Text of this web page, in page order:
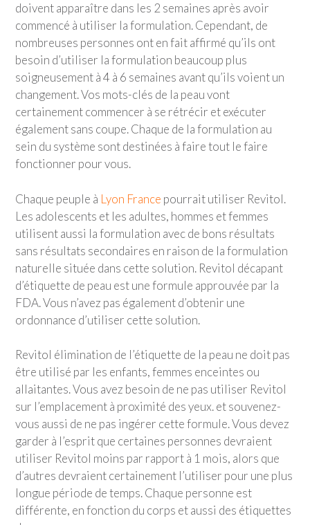
doivent apparaître dans les 2 semaines après avoir
commencé à utiliser la formulation. Cependant, de
nombreuses personnes ont en fait affirmé qu’ils ont
besoin d’utiliser la formulation beaucoup plus
soigneusement à 4 à 6 semaines avant qu’ils voient un
changement. Vos mots-clés de la peau vont
certainement commencer à se rétrécir et exécuter
également sans coupe. Chaque de la formulation au
sein du système sont destinées à faire tout le faire
fonctionner pour vous.
Chaque peuple à Lyon France pourrait utiliser Revitol.
Les adolescents et les adultes, hommes et femmes
utilisent aussi la formulation avec de bons résultats
sans résultats secondaires en raison de la formulation
naturelle située dans cette solution. Revitol décapant
d’étiquette de peau est une formule approuvée par la
FDA. Vous n’avez pas également d’obtenir une
ordonnance d’utiliser cette solution.
Revitol élimination de l’étiquette de la peau ne doit pas
être utilisé par les enfants, femmes enceintes ou
allaitantes. Vous avez besoin de ne pas utiliser Revitol
sur l’emplacement à proximité des yeux. et souvenez-
vous aussi de ne pas ingérer cette formule. Vous devez
garder à l’esprit que certaines personnes devraient
utiliser Revitol moins par rapport à 1 mois, alors que
d’autres devraient certainement l’utiliser pour une plus
longue période de temps. Chaque personne est
différente, en fonction du corps et aussi des étiquettes